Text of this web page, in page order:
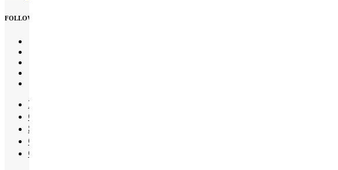
FOLLOW US
Início
Quem somos
Serviços
Contacto
Calcular custos